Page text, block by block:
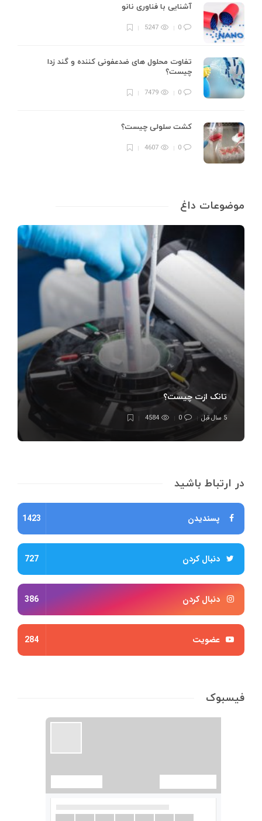
آشنایی با فناوری نانو
0
5247
تفاوت محلول های ضدعفونی کننده و گند زدا
چیست؟
0
7479
کشت سلولی چیست؟
0
4607
موضوعات داغ
تانک ازت چیست؟
5 سال قبل 0
4584
در ارتباط باشید
پسندیدن 1423
دنبال کردن 727
دنبال کردن 386
عضویت 284
فیسبوک